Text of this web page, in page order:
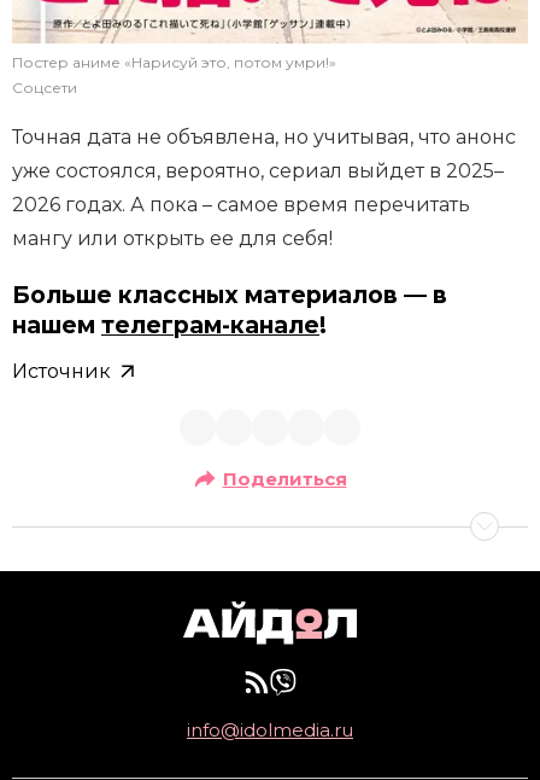
Постер аниме «Нарисуй это, потом умри!»
Соцсети
Точная дата не объявлена, но учитывая, что анонс
уже состоялся, вероятно, сериал выйдет в 2025–
2026 годах. А пока – самое время перечитать
мангу или открыть ее для себя!
Больше классных материалов — в
нашем телеграм-канале!
Источник
Поделиться
info@idolmedia.ru